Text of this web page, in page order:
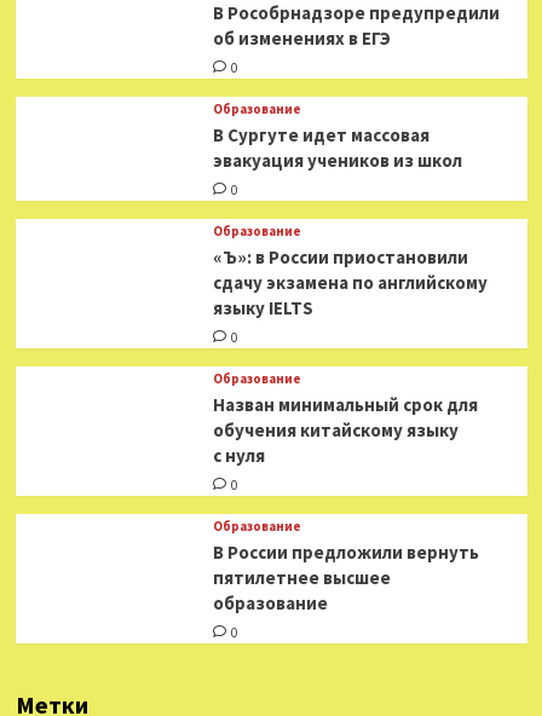
В Рособрнадзоре предупредили
об изменениях в ЕГЭ
0
Образование
В Сургуте идет массовая
эвакуация учеников из школ
0
Образование
«Ъ»: в России приостановили
сдачу экзамена по английскому
языку IELTS
0
Образование
Назван минимальный срок для
обучения китайскому языку
с нуля
0
Образование
В России предложили вернуть
пятилетнее высшее
образование
0
Метки